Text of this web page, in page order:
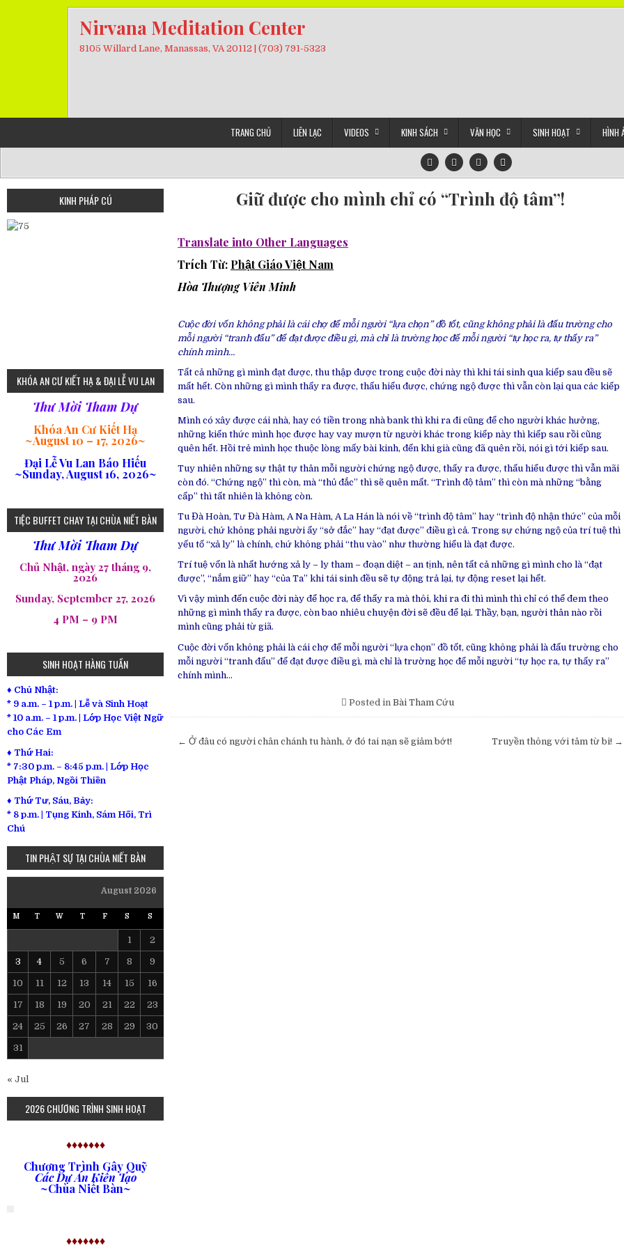
Nirvana Meditation Center
8105 Willard Lane, Manassas, VA 20112 | (703) 791-5323
TRANG CHỦ LIÊN LẠC VIDEOS KINH SÁCH VĂN HỌC SINH HOẠT HÌNH
Giữ được cho mình chỉ có “Trình độ tâm”!
Translate into Other Languages
Trích Từ: Phật Giáo Việt Nam
Hòa ThượngViên Minh
Cuộc đời vốn không phải là cái chợ để mỗi người “lựa chọn” đồ tốt, cũng không phải là đấu trường cho
mỗi người “tranh đấu” để đạt được điều gì, mà chỉ là trường học để mỗi người “tự học ra, tự thấy ra”
chính mình…
Tất cả những gì mình đạt được, thu thập được trong cuộc đời này thì khi tái sinh qua kiếp sau đều sẽ
mất hết. Còn những gì mình thấy ra được, thấu hiểu được, chứng ngộ được thì vẫn còn lại qua các kiếp
sau.
Mình có xây được cái nhà, hay có tiền trong nhà bank thì khi ra đi cũng để cho người khác hưởng,
những kiến thức mình học được hay vay mượn từ người khác trong kiếp này thì kiếp sau rồi cũng
quên hết. Hồi trẻ mình học thuộc lòng mấy bài kinh, đến khi già cũng đã quên rồi, nói gì tới kiếp sau.
Tuy nhiên những sự thật tự thân mỗi người chứng ngộ được, thấy ra được, thấu hiểu được thì vẫn mãi
còn đó. “Chứng ngộ” thì còn, mà “thủ đắc” thì sẽ quên mất. “Trình độ tâm” thì còn mà những “bằng
cấp” thì tất nhiên là không còn.
Tu Đà Hoàn, Tư Đà Hàm, A Na Hàm, A La Hán là nói về “trình độ tâm” hay “trình độ nhận thức” của mỗi
người, chứ không phải người ấy “sở đắc” hay “đạt được” điều gì cả. Trong sự chứng ngộ của trí tuệ thì
yếu tố “xả ly” là chính, chứ không phải “thu vào” như thường hiểu là đạt được.
Trí tuệ vốn là nhất hướng xả ly – ly tham – đoạn diệt – an tịnh, nên tất cả những gì mình cho là “đạt
được”, “nắm giữ” hay “của Ta” khi tái sinh đều sẽ tự động trả lại, tự động reset lại hết.
Vì vậy mình đến cuộc đời này để học ra, để thấy ra mà thôi, khi ra đi thì mình thì chỉ có thể đem theo
những gì mình thấy ra được, còn bao nhiêu chuyện đời sẽ đều để lại. Thầy, bạn, người thân nào rồi
mình cũng phải từ giã.
Cuộc đời vốn không phải là cái chợ để mỗi người “lựa chọn” đồ tốt, cũng không phải là đấu trường cho
mỗi người “tranh đấu” để đạt được điều gì, mà chỉ là trường học để mỗi người “tự học ra, tự thấy ra”
chính mình…
Posted in Bài Tham Cứu
Post Truyền thông với tâm từ bi! →
← Ở đâu có người chân chánh tu hành, ở đó tai nạn sẽ giảm bớt!
KINH PHÁP CÚ
75
80
78
77
82
92
93
94
95
98
641
182
101
loipha2
loipha4
loipha1
loipha5
loipha7
loipha8
loipha10
loipha9
loi-phat-day
loipha15
loipha13
KHÓA AN CƯ KIẾT HẠ & ĐẠI LỄ VU LAN
Thư Mời Tham Dự
Khóa An Cư Kiết Hạ
~August 10 – 17, 2026~
Đại Lễ Vu Lan Báo Hiếu
~Sunday, August 16, 2026~
TIỆC BUFFET CHAY TẠI CHÙA NIẾT BÀN
Thư Mời Tham Dự
Chủ Nhật, ngày 27 tháng 9,
2026
Sunday, September 27, 2026
4 PM – 9 PM
SINH HOẠT HÀNG TUẦN
♦ Chủ Nhật:
* 9 a.m. – 1 p.m. | Lễ và Sinh Hoạt
* 10 a.m. – 1 p.m. | Lớp Học Việt Ngữ
cho Các Em
♦ Thứ Hai:
* 7:30 p.m. – 8:45 p.m. | Lớp Học
Phật Pháp, Ngồi Thiền
♦ Thứ Tư, Sáu, Bảy:
* 8 p.m. | Tụng Kinh, Sám Hối, Trì
Chú
TIN PHẬT SỰ TẠI CHÙA NIẾT BÀN
August 2026
M T W T F S S
1 2
3 4 5 6 7 8 9
10 11 12 13 14 15 16
17 18 19 20 21 22 23
24 25 26 27 28 29 30
31
« Jul
2026 CHƯƠNG TRÌNH SINH HOẠT
♦♦♦♦♦♦♦
Chương Trình Gây Quỹ
Các Dự Án Kiến Tạo
~Chùa Niết Bàn~
♦♦♦♦♦♦♦